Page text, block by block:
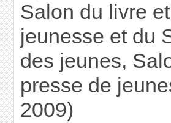
Salon du livre
jeunesse et du
des jeunes,
presse de
2009)